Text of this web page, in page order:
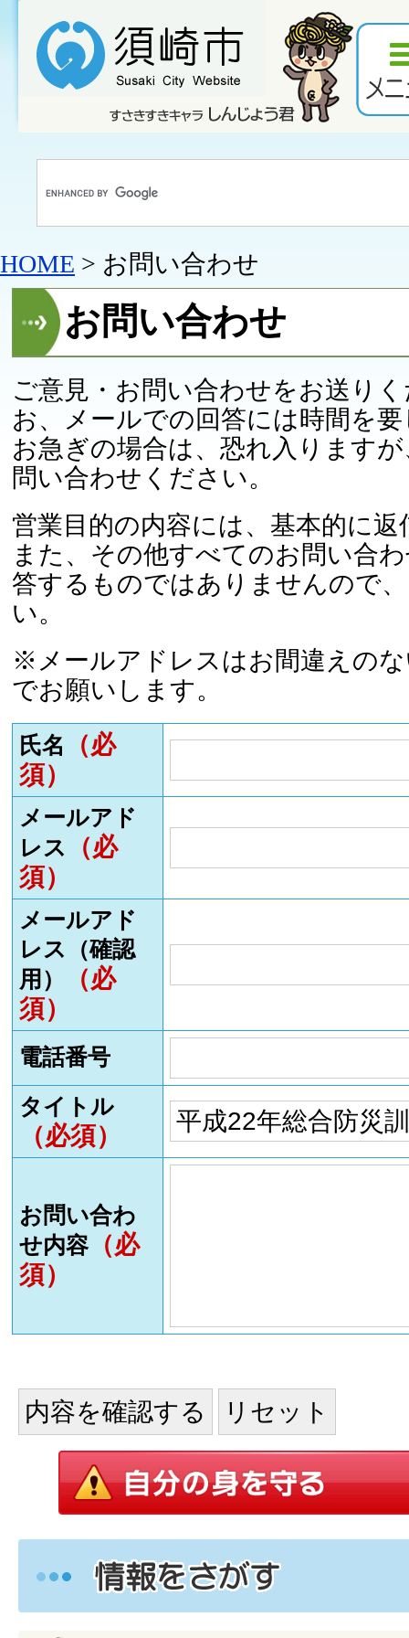
HOME > お問い合わせ
お問い合わせ
ご意見・お問い合わせをお送り
お、メールでの回答には時間を
お急ぎの場合は、恐れ入ります
問い合わせください。
営業目的の内容には、基本的に
また、その他すべてのお問い合
答するものではありませんので
い。
※メールアドレスはお間違えの
でお願いします。
氏名
（必
須）
メールアド
レス
（必
須）
メールアド
レス（確認
用）
（必
須）
電話番号
タイトル
（必須）
お問い合わ
せ内容（必
須）